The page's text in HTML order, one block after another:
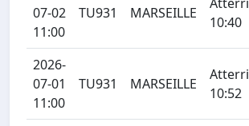
07-02
11:00
TU931 MARSEILLE
10:40
2026-
07-01
11:00
TU931 MARSEILLE
Atterri
10:52